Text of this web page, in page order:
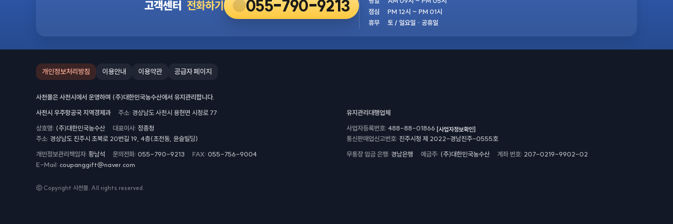
고객센터 전화하기 055-790-9213
점심
PM 12시 ~ PM 01시
휴무
토 / 일요일 · 공휴일
개인정보처리방침 이용안내 이용약관 공급자 페이지
사천몰은 사천시에서 운영하며 (주)대한민국농수산에서 유지관리합니다.
사천시 우주항공국 지역경제과
주소 경상남도 사천시 용현면 시청로 77
유지관리대행업체
상호명 (주)대한민국농수산 대표이사 정종청
주소 경상남도 진주시 초북로 20번길 19, 4층(초전동, 윤슬빌딩)
사업자등록번호 488-88-01866 [사업자정보확인]
통신판매업신고번호 진주시청 제 2022-경남진주-0555호
개인정보관리책임자 황남석 문의전화 055-790-9213 FAX 055-756-9004
E-Mail coupanggift@naver.com
무통장 입금 은행 경남은행 예금주 (주)대한민국농수산 계좌 번호 207-0219-9902-02
ⓒ Copyright 사천몰. All rights reserved.